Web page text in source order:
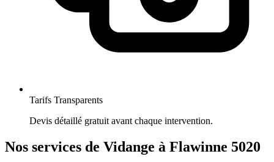
Tarifs Transparents
Devis détaillé gratuit avant chaque intervention.
Nos services de Vidange à Flawinne 5020